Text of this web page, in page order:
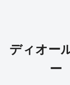
ディオー
ー